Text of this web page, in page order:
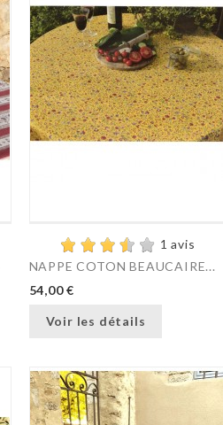
1 avis
NAPPE COTON BEAUCAIRE...
54,00 €
Voir les détails